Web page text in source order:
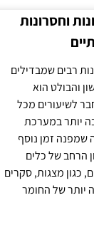
וחסרונות
רבים שמבדילים
והבולט הוא
לשיעורים מכל
יותר במערכת
שמפנה זמן נוסף
הרחב של כלים
כגון מצגות, סקרים
יותר של החומר